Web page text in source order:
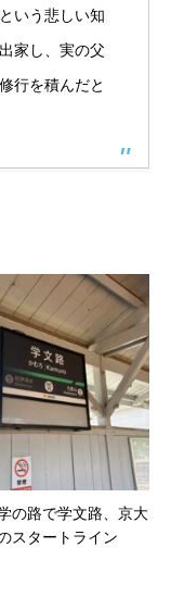
いう悲しい知
家し、実の父
行を積んだと
の路で学文路、京大
スタートライン